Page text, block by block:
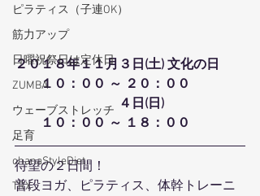
ピラティス（子連OK）
筋力アップ
日曜祝祭日は定休日
ZUMBA
ウェーブストレッチ
足育
ohanaStyleDiet
TRX
２０１８年１１月３日(土) 文化の日
１０：００ ～ ２０：００
４日(日)
１０：００ ～ １８：００
待望の２日間！
普段ヨガ、ピラティス、体幹トレーニ